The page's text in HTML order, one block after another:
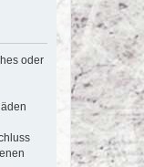
oder